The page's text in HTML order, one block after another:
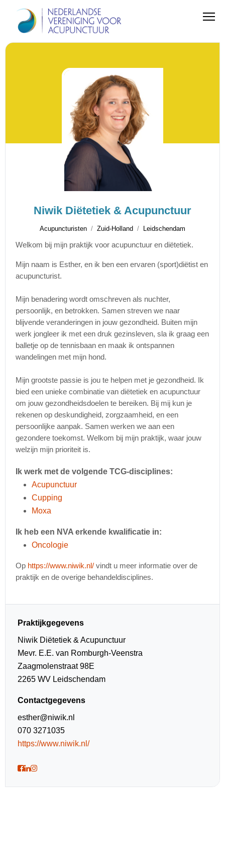
Niwik Diëtetiek & Acupunctuur
Acupuncturisten Zuid-Holland Leidschendam
Welkom bij mijn praktijk voor acupunctuur en diëtetiek.
Mijn naam is Esther, en ik ben een ervaren (sport)diëtist en
acupuncturist.
Mijn benadering wordt omschreven als nuchter,
persoonlijk, en betrokken. Samen streven we naar
blijvende veranderingen in jouw gezondheid. Buiten mijn
werk jongleer ik met een druk gezinsleven, sla ik graag een
balletje op de tennisbaan en maak ik ontspannen
wandelingen met mijn hond.
Mijn grootste passie is jou te helpen met je gezondheid. Ik
bied een unieke combinatie van diëtetiek en acupunctuur
om jouw gezondheidsdoelen te bereiken. Bij mij kun je
rekenen op deskundigheid, zorgzaamheid, en een
persoonlijke aanpak. Samen werken we aan een
gezondere toekomst. Welkom bij mijn praktijk, waar jouw
welzijn mijn prioriteit is.
Ik werk met de volgende TCG-disciplines:
Acupunctuur
Cupping
Moxa
Ik heb een NVA erkende kwalificatie in:
Oncologie
Op https://www.niwik.nl/ vindt u meer informatie over de
praktijk en de overige behandeldisciplines.
Praktijkgegevens
Niwik Diëtetiek & Acupunctuur
Mevr. E.E. van Romburgh-Veenstra
Zaagmolenstraat 98E
2265 WV Leidschendam
Contactgegevens
esther@niwik.nl
070 3271035
https://www.niwik.nl/